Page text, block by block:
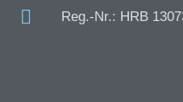
Reg.-Nr.: HRB